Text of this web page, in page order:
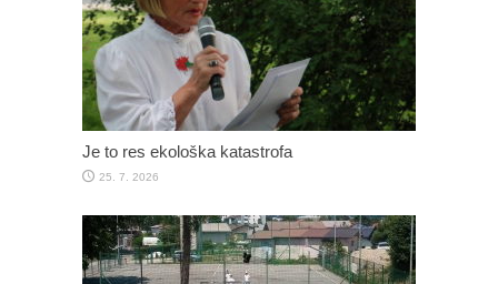
Je to res ekološka katastrofa
25. 7. 2026